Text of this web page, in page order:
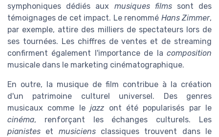
symphoniques dédiés aux musiques filmssont des
témoignages de cet impact. Le renommé Hans Zimmer,
par exemple, attire des milliers de spectateurs lors de
ses tournées. Les chiffres de ventes et de streaming
confirment également l'importance de la composition
musicale dans le marketing cinématographique.
En outre, la musique de film contribue à la création
d'un patrimoine culturel universel. Des genres
musicaux comme lejazz ont été popularisés par le
cinéma, renforçant les échanges culturels. Les
pianistes et musiciensclassiques trouvent dans le